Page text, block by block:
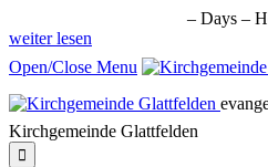
– Days –
weiter lesen
Open/Close Menu
Kirchgemeinde Glattfelden
